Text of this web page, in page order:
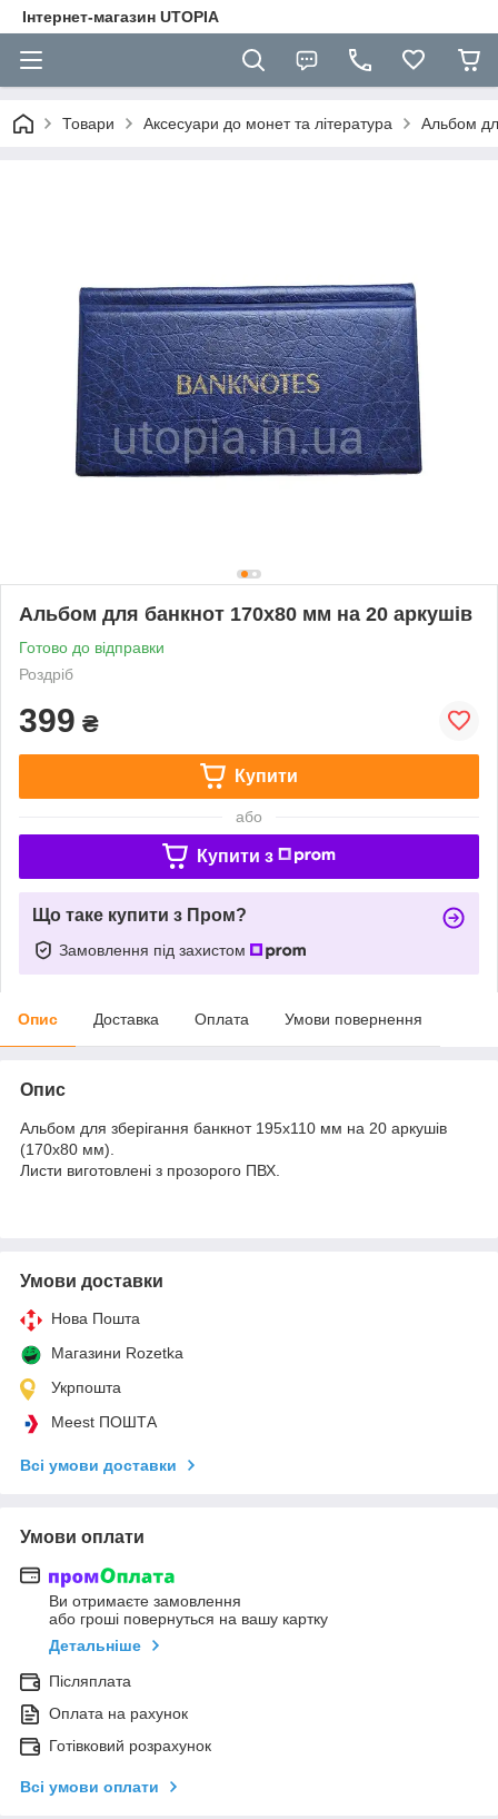
Інтернет-магазин UTOPIA
Товари Аксесуари до монет та література Альбом
Альбом для банкнот 170х80 мм на 20 аркушів
Готово до відправки
Роздріб
399 ₴
Купити
або
Купити з
Що таке купити з Пром?
Замовлення під захистом
Опис Доставка Оплата Умови повернення
Опис
Альбом для зберігання банкнот 195х110 мм на 20 аркушів
(170х80 мм).
Листи виготовлені з прозорого ПВХ.
Умови доставки
Нова Пошта
Магазини Rozetka
Укрпошта
Meest ПОШТА
Всі умови доставки
Умови оплати
Ви отримаєте замовлення
або гроші повернуться на вашу картку
Детальніше
Післяплата
Оплата на рахунок
Готівковий розрахунок
Всі умови оплати